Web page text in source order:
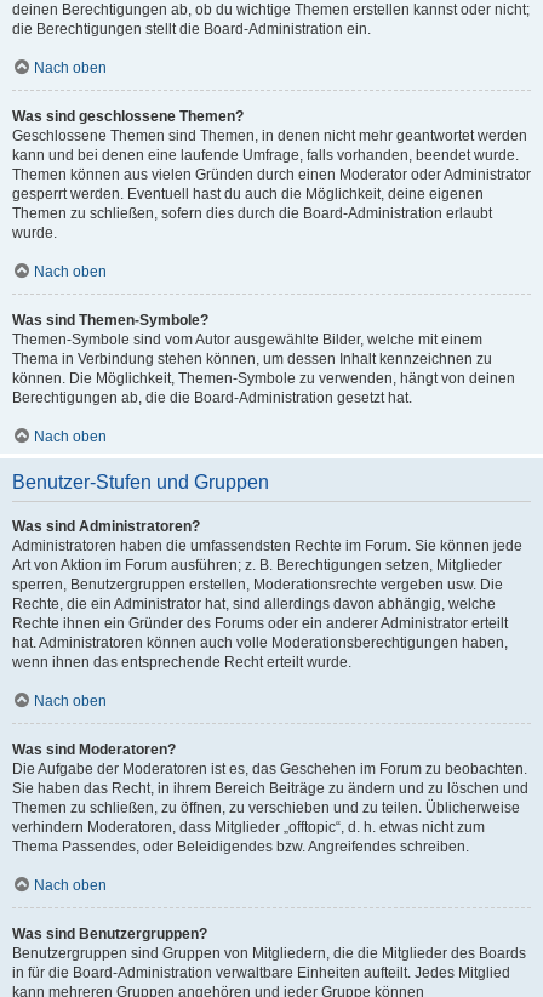
deinen Berechtigungen ab, ob du wichtige Themen erstellen kannst oder nicht;
die Berechtigungen stellt die Board-Administration ein.
Nach oben
Was sind geschlossene Themen?
Geschlossene Themen sind Themen, in denen nicht mehr geantwortet werden
kann und bei denen eine laufende Umfrage, falls vorhanden, beendet wurde.
Themen können aus vielen Gründen durch einen Moderator oder Administrator
gesperrt werden. Eventuell hast du auch die Möglichkeit, deine eigenen
Themen zu schließen, sofern dies durch die Board-Administration erlaubt
wurde.
Nach oben
Was sind Themen-Symbole?
Themen-Symbole sind vom Autor ausgewählte Bilder, welche mit einem
Thema in Verbindung stehen können, um dessen Inhalt kennzeichnen zu
können. Die Möglichkeit, Themen-Symbole zu verwenden, hängt von deinen
Berechtigungen ab, die die Board-Administration gesetzt hat.
Nach oben
Benutzer-Stufen und Gruppen
Was sind Administratoren?
Administratoren haben die umfassendsten Rechte im Forum. Sie können jede
Art von Aktion im Forum ausführen; z. B. Berechtigungen setzen, Mitglieder
sperren, Benutzergruppen erstellen, Moderationsrechte vergeben usw. Die
Rechte, die ein Administrator hat, sind allerdings davon abhängig, welche
Rechte ihnen ein Gründer des Forums oder ein anderer Administrator erteilt
hat. Administratoren können auch volle Moderationsberechtigungen haben,
wenn ihnen das entsprechende Recht erteilt wurde.
Nach oben
Was sind Moderatoren?
Die Aufgabe der Moderatoren ist es, das Geschehen im Forum zu beobachten.
Sie haben das Recht, in ihrem Bereich Beiträge zu ändern und zu löschen und
Themen zu schließen, zu öffnen, zu verschieben und zu teilen. Üblicherweise
verhindern Moderatoren, dass Mitglieder „offtopic“, d. h. etwas nicht zum
Thema Passendes, oder Beleidigendes bzw. Angreifendes schreiben.
Nach oben
Was sind Benutzergruppen?
Benutzergruppen sind Gruppen von Mitgliedern, die die Mitglieder des Boards
in für die Board-Administration verwaltbare Einheiten aufteilt. Jedes Mitglied
kann mehreren Gruppen angehören und jeder Gruppe können